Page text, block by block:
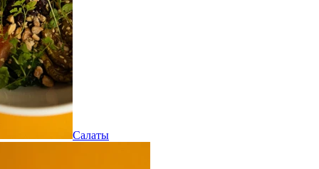
Салаты